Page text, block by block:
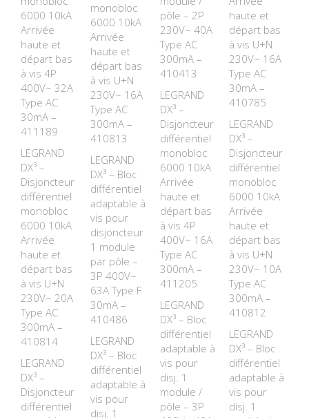
6000 10kA
Arrivée
haute et
départ bas
à vis 4P
400V~ 32A
Type AC
30mA –
411189
LEGRAND
DX³ –
Disjoncteur
différentiel
monobloc
6000 10kA
Arrivée
haute et
départ bas
à vis U+N
230V~ 20A
Type AC
300mA –
410814
LEGRAND
DX³ –
Disjoncteur
différentiel
monobloc
6000 10kA
Arrivée
haute et
départ bas
à vis U+N
230V~ 16A
Type AC
300mA –
410813
LEGRAND
DX³ – Bloc
différentiel
adaptable à
vis pour
disjoncteur
1 module
par pôle –
3P 400V~
63A Type F
30mA –
410486
LEGRAND
DX³ – Bloc
différentiel
adaptable à
vis pour
disj. 1
pôle – 2P
230V~ 40A
Type AC
300mA –
410413
LEGRAND
DX³ –
Disjoncteur
différentiel
monobloc
6000 10kA
Arrivée
haute et
départ bas
à vis 4P
400V~ 16A
Type AC
300mA –
411205
LEGRAND
DX³ – Bloc
différentiel
adaptable à
vis pour
disj. 1
module /
pôle – 3P
haute et
départ bas
à vis U+N
230V~ 16A
Type AC
30mA –
410785
LEGRAND
DX³ –
Disjoncteur
différentiel
monobloc
6000 10kA
Arrivée
haute et
départ bas
à vis U+N
230V~ 10A
Type AC
300mA –
410812
LEGRAND
DX³ – Bloc
différentiel
adaptable à
vis pour
disj. 1